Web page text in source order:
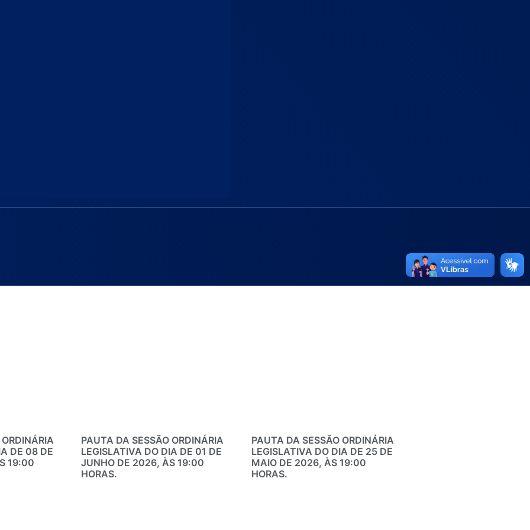
DE 08 DE
19:00
PAUTA DA SESSÃO ORDINÁRIA
LEGISLATIVA DO DIA DE 01 DE
JUNHO DE 2026, ÀS 19:00
HORAS.
PAUTA DA SESSÃO ORDINÁRIA
LEGISLATIVA DO DIA DE 25 DE
MAIO DE 2026, ÀS 19:00
HORAS.